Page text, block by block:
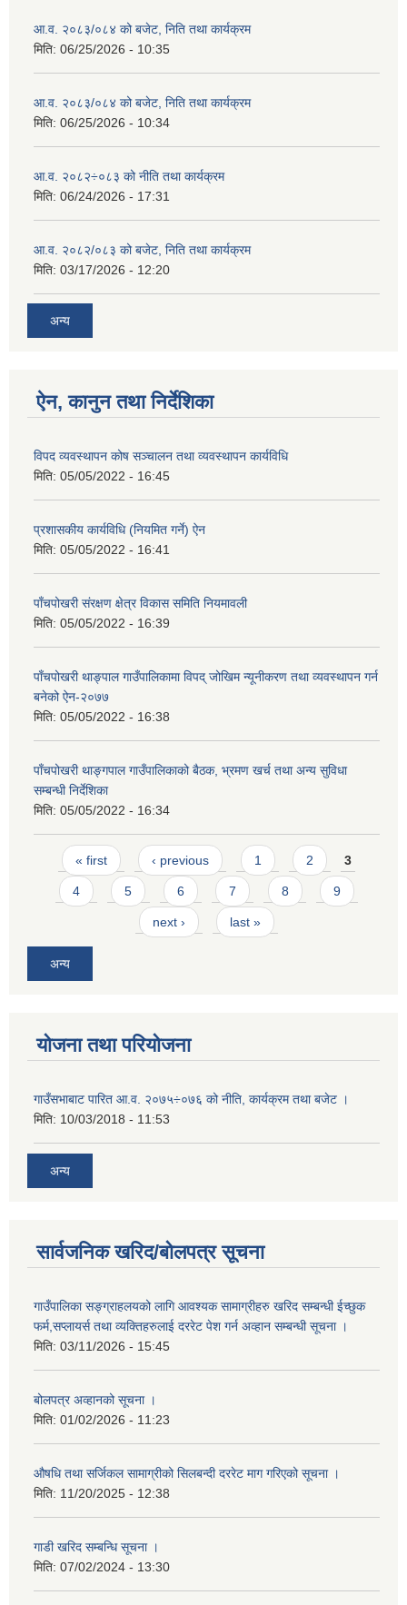
आ.व. २०८३/०८४ को बजेट, निति तथा कार्यक्रम
मिति: 06/25/2026 - 10:35
आ.व. २०८३/०८४ को बजेट, निति तथा कार्यक्रम
मिति: 06/25/2026 - 10:34
आ.व. २०८२÷०८३ को नीति तथा कार्यक्रम
मिति: 06/24/2026 - 17:31
आ.व. २०८२/०८३ को बजेट, निति तथा कार्यक्रम
मिति: 03/17/2026 - 12:20
अन्य
ऐन, कानुन तथा निर्देशिका
विपद व्यवस्थापन कोष सञ्चालन तथा व्यवस्थापन कार्यविधि
मिति: 05/05/2022 - 16:45
प्रशासकीय कार्यविधि (नियमित गर्ने) ऐन
मिति: 05/05/2022 - 16:41
पाँचपोखरी संरक्षण क्षेत्र विकास समिति नियमावली
मिति: 05/05/2022 - 16:39
पाँचपोखरी थाङ्पाल गाउँपालिकामा विपद् जोखिम न्यूनीकरण तथा व्यवस्थापन गर्न
बनेको ऐन-२०७७
मिति: 05/05/2022 - 16:38
पाँचपोखरी थाङ्गपाल गाउँपालिकाको बैठक, भ्रमण खर्च तथा अन्य सुविधा
सम्बन्धी निर्देशिका
मिति: 05/05/2022 - 16:34
Pages
« first ‹ previous 1 2 3
4 5 6 7 8 9
next › last »
अन्य
योजना तथा परियोजना
गाउँसभाबाट पारित आ.व. २०७५÷०७६ को नीति, कार्यक्रम तथा बजेट ।
मिति: 10/03/2018 - 11:53
अन्य
सार्वजनिक खरिद/बोलपत्र सूचना
गाउँपालिका सङ्ग्राहलयको लागि आवश्यक सामाग्रीहरु खरिद सम्बन्धी ईच्छुक
फर्म,सप्लायर्स तथा व्यक्तिहरुलाई दररेट पेश गर्न अव्हान सम्बन्धी सूचना ।
मिति: 03/11/2026 - 15:45
बोलपत्र अव्हानको सूचना ।
मिति: 01/02/2026 - 11:23
औषधि तथा सर्जिकल सामाग्रीको सिलबन्दी दररेट माग गरिएको सूचना ।
मिति: 11/20/2025 - 12:38
गाडी खरिद सम्बन्धि सूचना ।
मिति: 07/02/2024 - 13:30